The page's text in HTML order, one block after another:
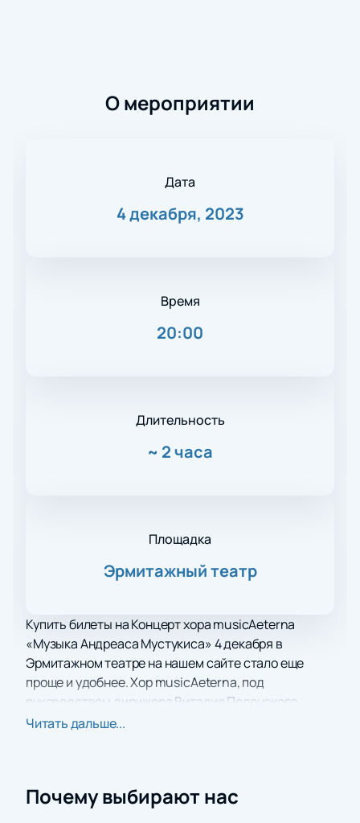
О мероприятии
Дата
4 декабря, 2023
Время
20:00
Длительность
~ 2 часа
Площадка
Эрмитажный театр
Купить билеты на Концерт хора musicAeterna
«Музыка Андреаса Мустукиса» 4 декабря в
Эрмитажном театре на нашем сайте стало еще
проще и удобнее. Хор musicAeterna, под
руководством дирижера Виталия Полонского,
представит новую музыку композитора Андреаса
Мустукис исследует относительность времени и
Читать дальше...
Почему выбирают нас